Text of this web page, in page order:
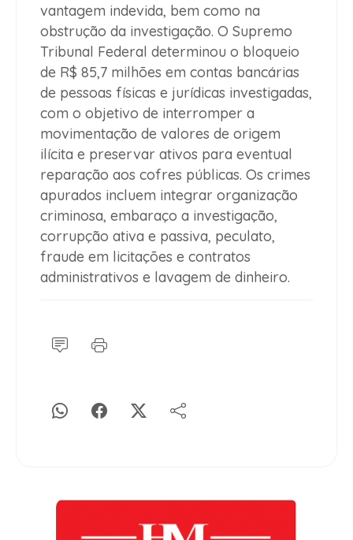
vantagem indevida, bem como na
obstrução da investigação. O Supremo
Tribunal Federal determinou o bloqueio
de R$ 85,7 milhões em contas bancárias
de pessoas físicas e jurídicas investigadas,
com o objetivo de interromper a
movimentação de valores de origem
ilícita e preservar ativos para eventual
reparação aos cofres públicas. Os crimes
apurados incluem integrar organização
criminosa, embaraço a investigação,
corrupção ativa e passiva, peculato,
fraude em licitações e contratos
administrativos e lavagem de dinheiro.